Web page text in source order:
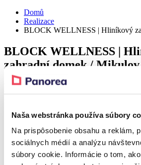
Naša webstránka používa súbory
Na prispôsobenie obsahu a reklám,
sociálnych médií a analýzu
súbory cookie. Informácie o tom,
Domů
Realizace
BLOCK WELLNESS | Hliníkový
BLOCK WELLNESS |
zahradní domek / Mikulov
Detail
Realization – Mikulov
Realization – Mikulov